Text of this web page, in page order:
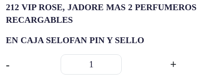
212 VIP ROSE, JADORE MAS 2 PERFUMEROS
RECARGABLES
EN CAJA SELOFAN PIN Y SELLO
-
Promo
+